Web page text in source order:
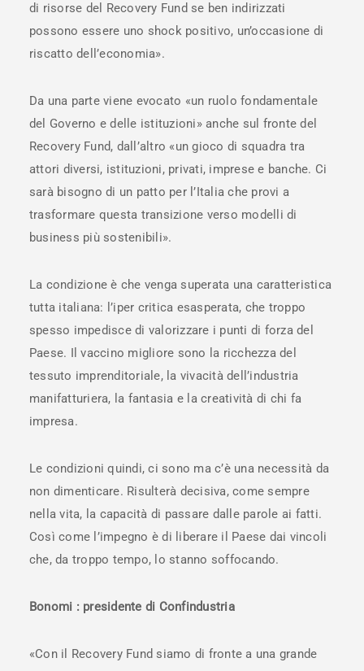
di risorse del Recovery Fund se ben indirizzati
possono essere uno shock positivo, un’occasione di
riscatto dell’economia».
Da una parte viene evocato «un ruolo fondamentale
del Governo e delle istituzioni» anche sul fronte del
Recovery Fund, dall’altro «un gioco di squadra tra
attori diversi, istituzioni, privati, imprese e banche. Ci
sarà bisogno di un patto per l’Italia che provi a
trasformare questa transizione verso modelli di
business più sostenibili».
La condizione è che venga superata una caratteristica
tutta italiana: l’iper critica esasperata, che troppo
spesso impedisce di valorizzare i punti di forza del
Paese. Il vaccino migliore sono la ricchezza del
tessuto imprenditoriale, la vivacità dell’industria
manifatturiera, la fantasia e la creatività di chi fa
impresa.
Le condizioni quindi, ci sono ma c’è una necessità da
non dimenticare. Risulterà decisiva, come sempre
nella vita, la capacità di passare dalle parole ai fatti.
Così come l’impegno è di liberare il Paese dai vincoli
che, da troppo tempo, lo stanno soffocando.
Bonomi : presidente di Confindustria
«Con il Recovery Fund siamo di fronte a una grande